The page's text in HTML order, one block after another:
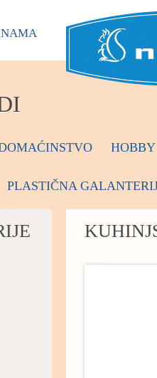
PLASTIČNA